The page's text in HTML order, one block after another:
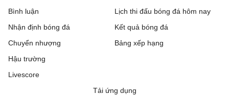
Bình luận
Nhận định bóng đá
Chuyển nhượng
Hậu trường
Livescore
Lịch thi đấu bóng đá hôm nay
Kết quả bóng đá
Bảng xếp hạng
Tải ứng dụng